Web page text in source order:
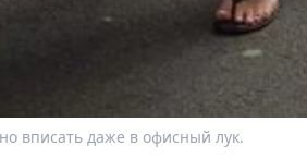
вписать даже в офисный лук.